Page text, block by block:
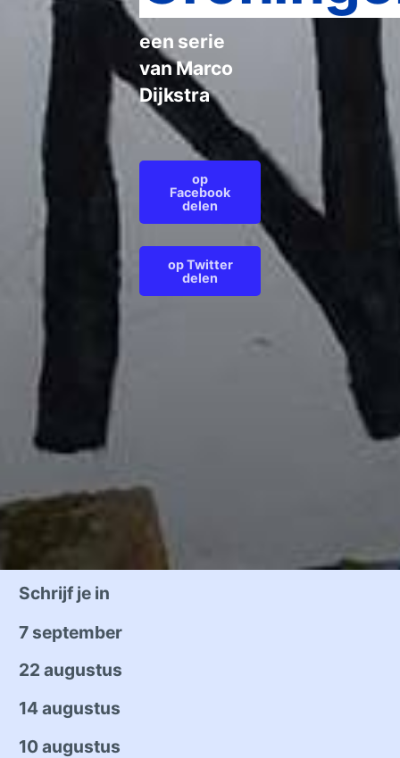
een serie
van Marco
Dijkstra
op
Facebook
delen
op Twitter
delen
Schrijf je in
7 september
22 augustus
14 augustus
10 augustus